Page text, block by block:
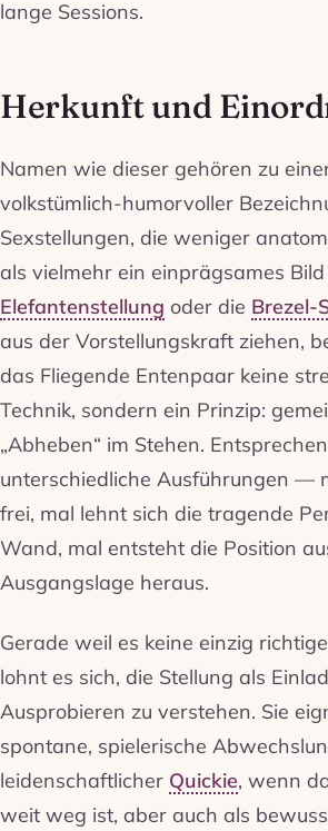
lange Sessions.
Herkunft und
Namen wie dieser gehören zu
volkstümlich-humorvoller
Sexstellungen, die weniger
als vielmehr ein einprägsames
Elefantenstellung oder die Brezel-
aus der Vorstellungskraft ziehen,
das Fliegende Entenpaar keine
Technik, sondern ein Prinzip:
„Abheben“ im Stehen.
unterschiedliche Ausführungen —
frei, mal lehnt sich die tragende
Wand, mal entsteht die Position
Ausgangslage heraus.
Gerade weil es keine einzig
lohnt es sich, die Stellung als
Ausprobieren zu verstehen. Sie
spontane, spielerische
leidenschaftlicher Quickie, wenn
weit weg ist, aber auch als